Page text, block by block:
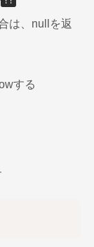
は、nullを返
する